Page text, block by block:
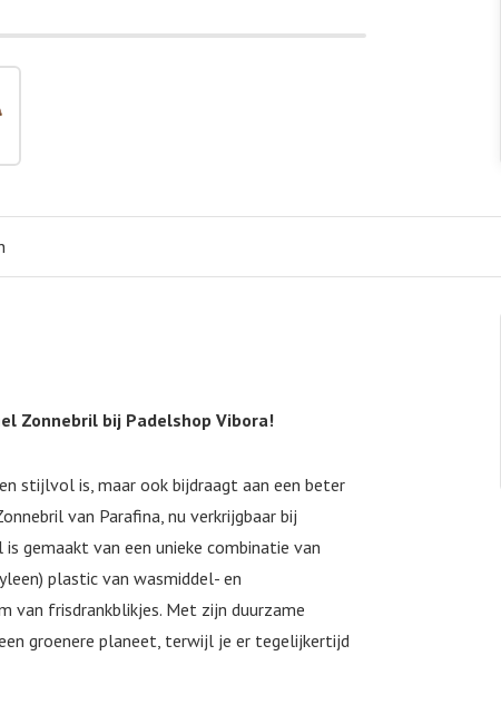
Zonnebril bij Padelshop Vibora!
stijlvol is, maar ook bijdraagt aan een beter
van Parafina, nu verkrijgbaar bij
gemaakt van een unieke combinatie van
plastic van wasmiddel- en
van frisdrankblikjes. Met zijn duurzame
groenere planeet, terwijl je er tegelijkertijd